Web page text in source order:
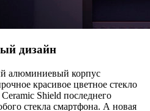
дизайн
алюминиевый корпус
красивое цветное стекло
Shield последнего
стекла смартфона. А новая